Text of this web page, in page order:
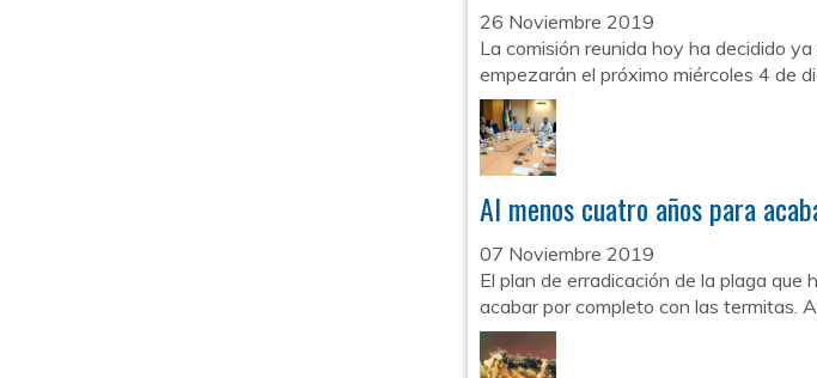
26 Noviembre 2019
La comisión reunida hoy ha decidido
empezarán el próximo miércoles 4 de
Al menos cuatro años para
07 Noviembre 2019
El plan de erradicación de la plaga
acabar por completo con las termitas.